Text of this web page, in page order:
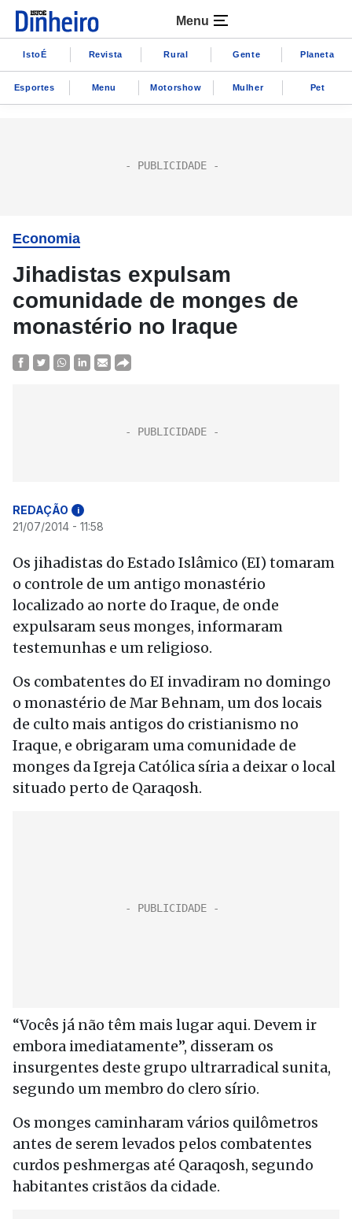
Menu
IstoÉ Revista Rural Gente Planeta
Esportes Menu Motorshow Mulher Pet
Economia
Jihadistas expulsam
comunidade de monges de
monastério no Iraque
REDAÇÃO i
21/07/2014 - 11:58
Os jihadistas do Estado Islâmico (EI) tomaram
o controle de um antigo monastério
localizado ao norte do Iraque, de onde
expulsaram seus monges, informaram
testemunhas e um religioso.
Os combatentes do EI invadiram no domingo
o monastério de Mar Behnam, um dos locais
de culto mais antigos do cristianismo no
Iraque, e obrigaram uma comunidade de
monges da Igreja Católica síria a deixar o local
situado perto de Qaraqosh.
“Vocês já não têm mais lugar aqui. Devem ir
embora imediatamente”, disseram os
insurgentes deste grupo ultrarradical sunita,
segundo um membro do clero sírio.
Os monges caminharam vários quilômetros
antes de serem levados pelos combatentes
curdos peshmergas até Qaraqosh, segundo
habitantes cristãos da cidade.